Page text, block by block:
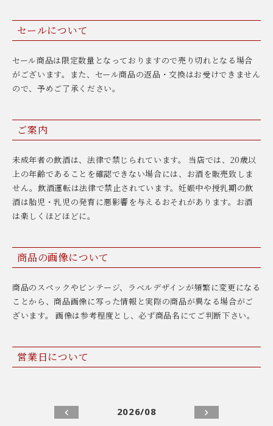
セールについて
セール商品は限定数量となっておりますので売り切れとなる場合
がございます。また、セール商品の返品・交換はお受けできません
ので、予めご了承ください。
ご案内
未成年者の飲酒は、法律で禁じられています。 当店では、20歳以
上の年齢であることを確認できない場合には、お酒を販売致しま
せん。飲酒運転は法律で禁止されています。妊娠中や授乳期の飲
酒は胎児・乳児の発育に悪影響を与えるおそれがあります。お酒
は楽しくほどほどに。
商品の画像について
商品のスペックやビンテージ、ラベルデザインが頻繁に変更になる
ことから、商品画像に写った情報と実際の商品が異なる場合がご
ざいます。 画像は参考程度とし、必ず商品名にてご判断下さい。
営業日について
2026/08